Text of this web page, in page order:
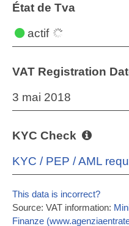
État de Tva
actif
VAT Registration
3 mai 2018
KYC Check
KYC / PEP / AML
This data is incorrect?
Source: VAT information:
Finanze